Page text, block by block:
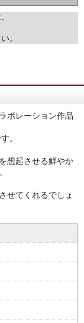
。
ボレーション作品
。
想起させる鮮やか
せてくれるでしょ